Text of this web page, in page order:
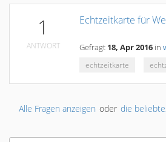
1
ANTWORT
Echtzeitkarte für
Gefragt 18, Apr 2016 in
echtzeitkarte
Alle Fragen anzeigen oder die